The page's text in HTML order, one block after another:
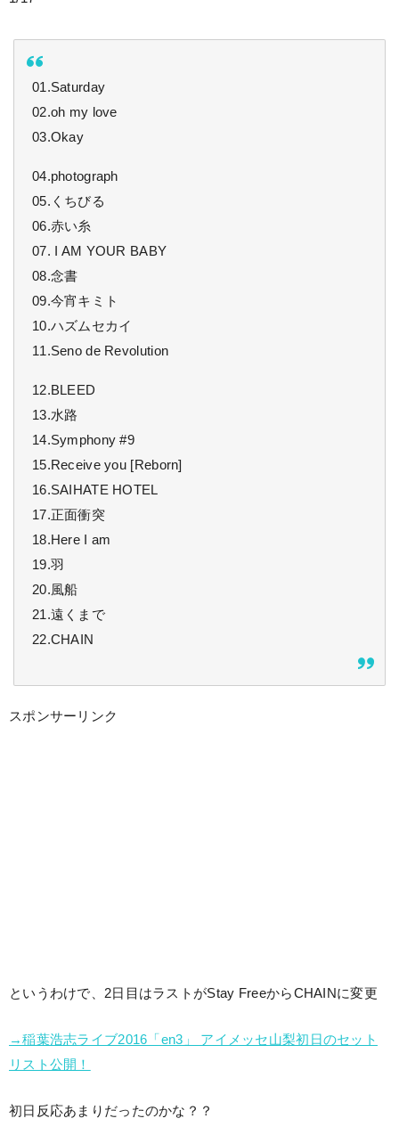
01.Saturday
02.oh my love
03.Okay
04.photograph
05.くちびる
06.赤い糸
07. I AM YOUR BABY
08.念書
09.今宵キミト
10.ハズムセカイ
11.Seno de Revolution
12.BLEED
13.水路
14.Symphony #9
15.Receive you [Reborn]
16.SAIHATE HOTEL
17.正面衝突
18.Here I am
19.羽
20.風船
21.遠くまで
22.CHAIN
スポンサーリンク
というわけで、2日目はラストがStay FreeからCHAINに変更
→稲葉浩志ライブ2016「en3」 アイメッセ山梨初日のセット
リスト公開！
初日反応あまりだったのかな？？